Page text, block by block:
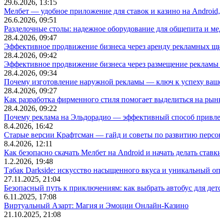
29.6.2026, 13:15
Мелбет — удобное приложение для ставок и казино на
26.6.2026, 09:51
Разделочные столы: надежное оборудование для общепита
28.4.2026, 09:47
Эффективное продвижение бизнеса через аренду рекламных
28.4.2026, 09:42
Эффективное продвижение бизнеса через размещение
28.4.2026, 09:34
Почему изготовление наружной рекламы — ключ к успеху
28.4.2026, 09:27
Как разработка фирменного стиля помогает выделиться на
28.4.2026, 09:22
Почему реклама на Эльдорадио — эффективный способ
8.4.2026, 16:42
Старые версии Крафтсман — гайд и советы по развитию
8.4.2026, 12:11
Как безопасно скачать Мелбет на Android и начать делать
1.2.2026, 19:48
Табак Darkside: искусство насыщенного вкуса и уникальный
27.11.2025, 21:04
Безопасный путь к приключениям: как выбрать автобус для
6.11.2025, 17:08
Виртуальный Азарт: Магия и Эмоции Онлайн-Казино
21.10.2025, 21:08